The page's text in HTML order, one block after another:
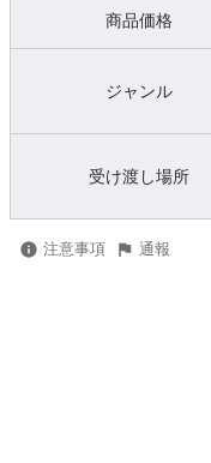
商品価格
ジャンル
受け渡し場所
注意事項 通報